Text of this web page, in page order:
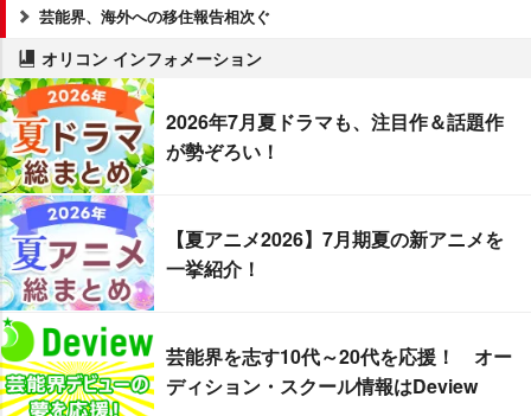
芸能界、海外への移住報告相次ぐ
オリコン インフォメーション
2026年7月夏ドラマも、注目作＆話題作
が勢ぞろい！
【夏アニメ2026】7月期夏の新アニメを
一挙紹介！
芸能界を志す10代～20代を応援！ オー
ディション・スクール情報はDeview